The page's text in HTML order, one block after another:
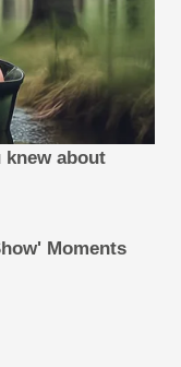
about
Moments